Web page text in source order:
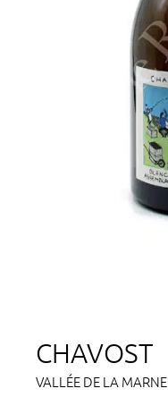
CHAVOST
VALLÉE DE LA MARNE